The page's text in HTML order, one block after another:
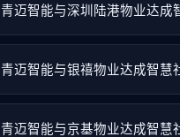
青迈智能与深圳陆港物业达成
青迈智能与银禧物业达成智慧
青迈智能与京基物业达成智慧